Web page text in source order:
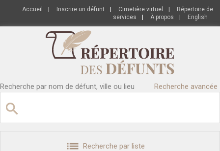
Accueil Inscrire un défunt Cimetière virtuel
Répertoire de
services
À propos English
Recherche par nom de défunt, ville ou lieu Recherche avancée
Recherche par liste